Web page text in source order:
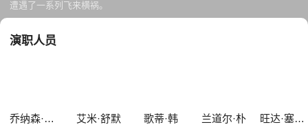
遭遇了一系列飞来横祸。
演职人员
乔纳森·莱文 艾米·舒默 歌蒂·韩 兰道尔·朴 旺达·塞克丝